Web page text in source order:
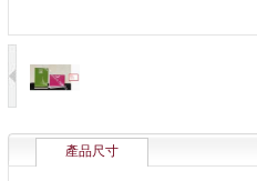
產品尺寸